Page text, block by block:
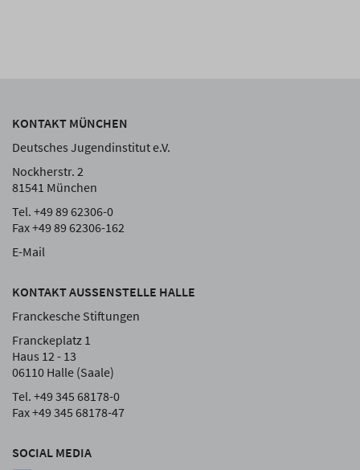
SOCIAL MEDIA
KONTAKT MÜNCHEN
Deutsches Jugendinstitut e.V.
Nockherstr. 2
81541 München
Tel. +49 89 62306-0
Fax +49 89 62306-162
E-Mail
KONTAKT AUSSENSTELLE HALLE
Franckesche Stiftungen
Franckeplatz 1
Haus 12 - 13
06110 Halle (Saale)
Tel. +49 345 68178-0
Fax +49 345 68178-47